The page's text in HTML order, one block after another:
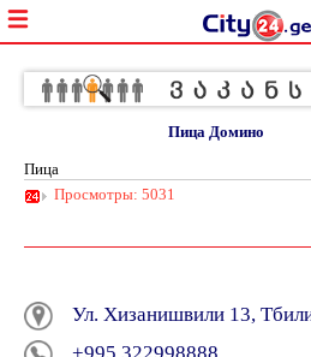
Пица Домино
Пица
Просмотры: 5031
Ул. Хизанишвили 13,